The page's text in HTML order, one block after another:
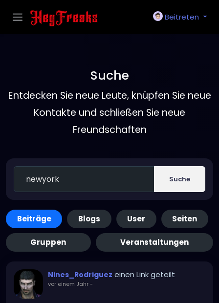
Beitreten
Suche
Entdecken Sie neue Leute, knüpfen Sie neue
Kontakte und schließen Sie neue
Freundschaften
Suche
Beiträge Blogs User Seiten
Gruppen Veranstaltungen
Nines_Rodriguez einen Link geteilt
vor einem Jahr-